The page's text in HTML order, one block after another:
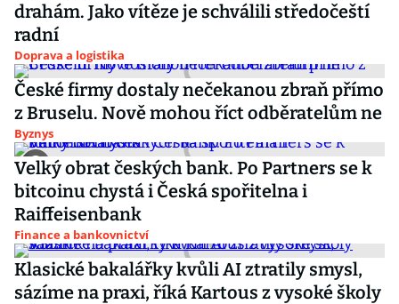
drahám. Jako vítěze je schválili středočeští
radní
Doprava a logistika
České firmy dostaly nečekanou zbraň přímo
z Bruselu. Nově mohou říct odběratelům ne
Byznys
Velký obrat českých bank. Po Partners se k
bitcoinu chystá i Česká spořitelna i
Raiffeisenbank
Finance a bankovnictví
Klasické bakalářky kvůli AI ztratily smysl,
sázíme na praxi, říká Kartous z vysoké školy